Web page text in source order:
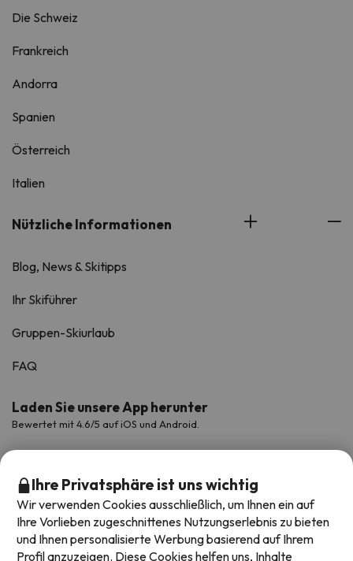
Die Schweiz
Frankreich
Andorra
Spanien
Österreich
Italien
Nützliche Informationen
Blog, News & Skitipps
Ihr Skiführer
Gruppen-Skiurlaub
FAQ
Laden Sie unsere App herunter
Bewertet mit 4.6/5 auf iOS und Android.
Ihre Privatsphäre ist uns wichtig
Wir verwenden Cookies ausschließlich, um Ihnen ein auf
Ihre Vorlieben zugeschnittenes Nutzungserlebnis zu bieten
und Ihnen personalisierte Werbung basierend auf Ihrem
Profil anzuzeigen. Diese Cookies helfen uns, Inhalte